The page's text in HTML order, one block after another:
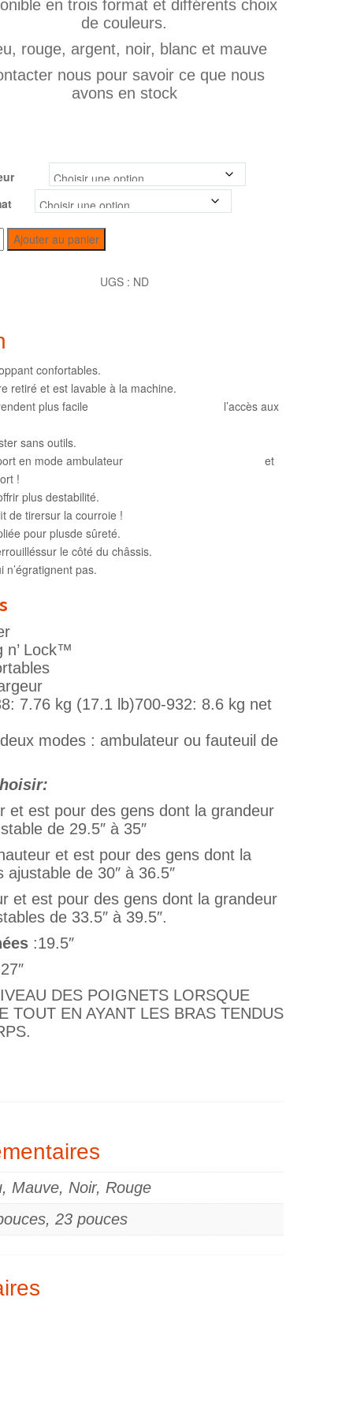
en trois format et différents choix
de couleurs.
rouge, argent, noir, blanc et mauve
nous pour savoir ce que nous
avons en stock
Ajouter au panier
UGS : ND
confortables.
retiré et est lavable à la machine.
naturel et rendent plus facile l’accès aux
sans outils.
plus de support en mode ambulateur et
!
plus destabilité.
de tirersur la courroie !
pour plusde sûreté.
le côté du châssis.
pas.
n’ Lock™
7.76 kg (17.1 lb)700-932: 8.6 kg net
modes : ambulateur ou fauteuil de
et est pour des gens dont la grandeur
de 29.5″ à 35″
et est pour des gens dont la
ajustable de 30″ à 36.5″
et est pour des gens dont la grandeur
de 33.5″ à 39.5″.
:19.5″
DES POIGNETS LORSQUE
TOUT EN AYANT LES BRAS TENDUS
Mauve, Noir, Rouge
23 pouces